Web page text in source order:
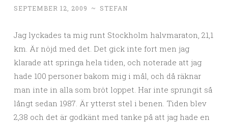
SEPTEMBER 12, 2009 ~ STEFAN
Jag lyckades ta mig runt Stockholm halvmaraton, 21,1
km. Är nöjd med det. Det gick inte fort men jag
klarade att springa hela tiden, och noterade att jag
hade 100 personer bakom mig i mål, och då räknar
man inte in alla som bröt loppet. Har inte sprungit så
långt sedan 1987. Är ytterst stel i benen. Tiden blev
2,38 och det är godkänt med tanke på att jag hade en